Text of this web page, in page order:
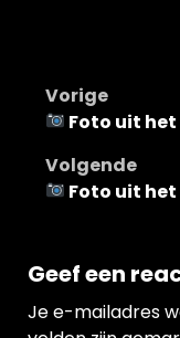
Bericht
Vorige
Foto uit
Volgende
Foto uit
Geef een
Je e-mailadres